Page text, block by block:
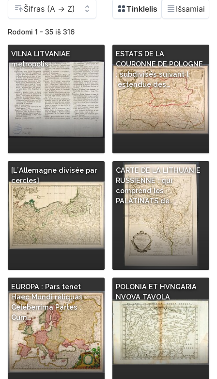
Rodomi 1 - 35 iš 316
VILNA LITVANIAE
metropolis
ESTATS DE LA
COURONNE DE POLOGNE
: subdivisés suivant l
´estendüe des…
[L´Allemagne divisée par
cercles]
CARTE DE LA LITHUANIE
RUSSIENNE : qui
comprend les
PALATINATS de…
EUROPA : Pars tenet
Haec Mundi reliquas
Celeberrima Partes :
Cum…
POLONIA ET HVNGARIA
NVOVA TAVOLA